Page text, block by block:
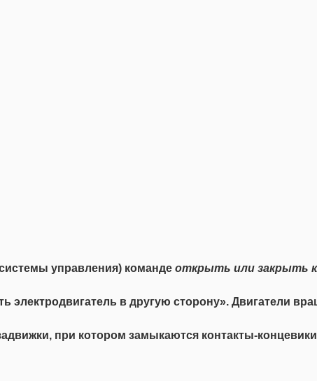
управления) команде открыть или закрыть
электродвигатель в другую сторону». Двигатели
при котором замыкаются контакты-